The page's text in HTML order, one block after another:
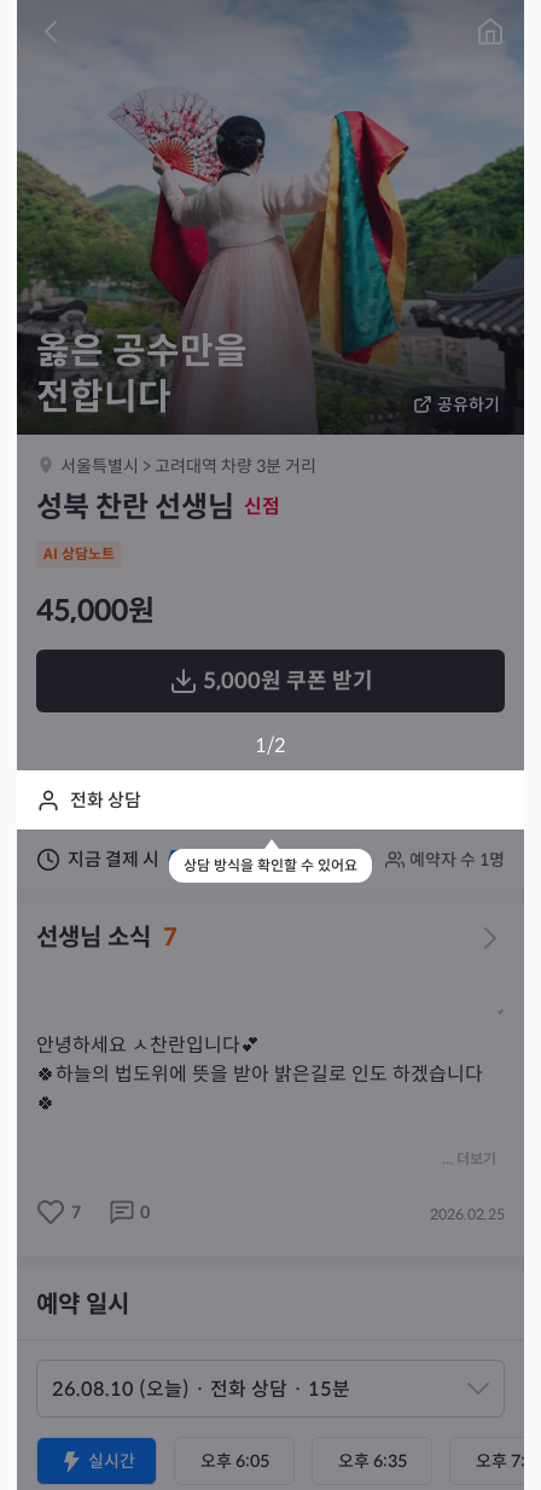
공유하기
옳은 공수만을
전합니다
서울특별시 > 고려대역 차량 3분 거리
성북 찬란 선생님 신점
AI 상담노트
45,000원
5,000원 쿠폰 받기
1/2
전화 상담
상담 방식을 확인할 수 있어요
지금 결제 시 실시간 상담 가능 예약자 수 1명
선생님 소식 7
안녕하세요 ㅅ찬란입니다💕
🍀하늘의 법도위에 뜻을 받아 밝은길로 인도 하겠습니다
🍀
🍀온전히  마음 열고 오신다면 마음열고 상담하겠습니다
명확하게 전달드립니다.
🌈애정·재회·속마음·궁합·사업·금전·이동·가족 문제 등
삶 전반의 고민 상담 가능합니다.
마음 열고 오시는 분들께는 현실적인 길과 필요한 답을 전
해드리겠습니다.
... 더보기
7 0 2026.02.25
예약 일시
실시간 오후 6:05 오후 6:35 오후